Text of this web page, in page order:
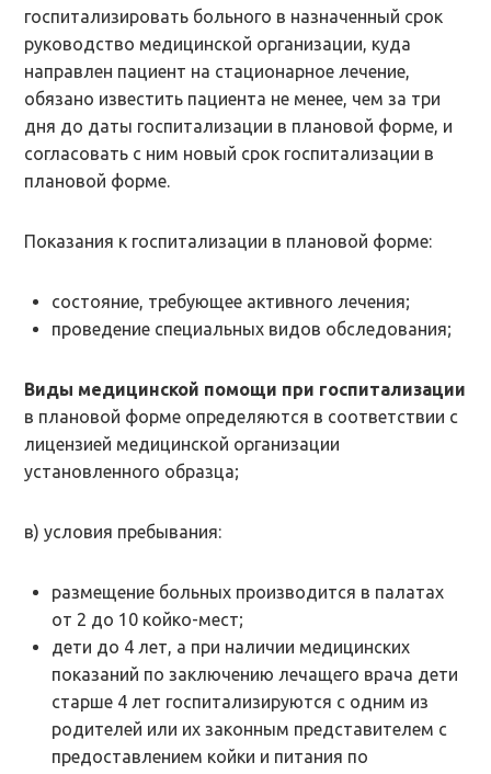
госпитализировать больного в назначенный срок
руководство медицинской организации, куда
направлен пациент на стационарное лечение,
обязано известить пациента не менее, чем за три
дня до даты госпитализации в плановой форме, и
согласовать с ним новый срок госпитализации в
плановой форме.
Показания к госпитализации в плановой форме:
состояние, требующее активного лечения;
проведение специальных видов обследования;
Виды медицинской помощи при госпитализации
в плановой форме определяются в соответствии с
лицензией медицинской организации
установленного образца;
в) условия пребывания:
размещение больных производится в палатах
от 2 до 10 койко-мест;
дети до 4 лет, а при наличии медицинских
показаний по заключению лечащего врача дети
старше 4 лет госпитализируются с одним из
родителей или их законным представителем с
предоставлением койки и питания по